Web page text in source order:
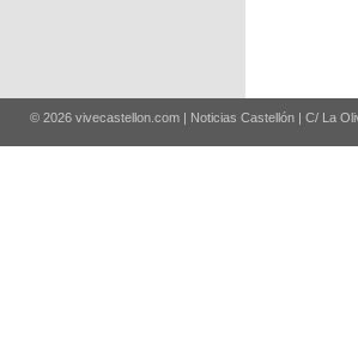
© 2026 vivecastellon.com | Noticias Castellón | C/ La